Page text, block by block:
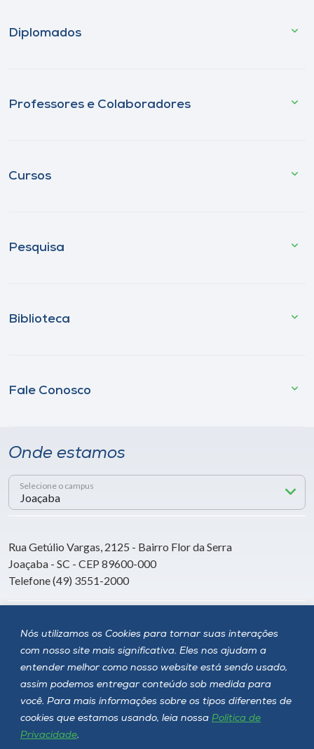
Nós utilizamos os Cookies para tornar suas interações
com nosso site mais significativa. Eles nos ajudam a
entender melhor como nosso website está sendo usado,
assim podemos entregar conteúdo sob medida para
você. Para mais informações sobre os tipos diferentes de
cookies que estamos usando, leia nossa Política de
Privacidade.
Diplomados
Professores e Colaboradores
Cursos
Pesquisa
Biblioteca
Fale Conosco
Onde estamos
Selecione o campus
Rua Getúlio Vargas, 2125 - Bairro Flor da Serra
Joaçaba - SC - CEP 89600-000
Telefone (49) 3551-2000
Siga a Unoesc